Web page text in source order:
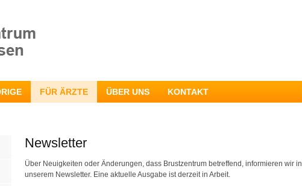
FÜR ÄRZTE ÜBER UNS KONTAKT
Newsletter
Über Neuigkeiten oder Änderungen, dass Brustzentrum betreffend, informieren wir in
unserem Newsletter. Eine aktuelle Ausgabe ist derzeit in Arbeit.